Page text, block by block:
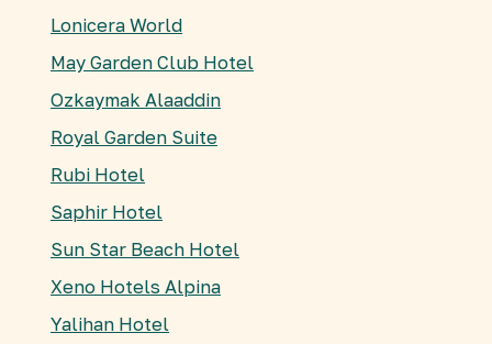
Lonicera World
May Garden Club Hotel
Ozkaymak Alaaddin
Royal Garden Suite
Rubi Hotel
Saphir Hotel
Sun Star Beach Hotel
Xeno Hotels Alpina
Yalihan Hotel